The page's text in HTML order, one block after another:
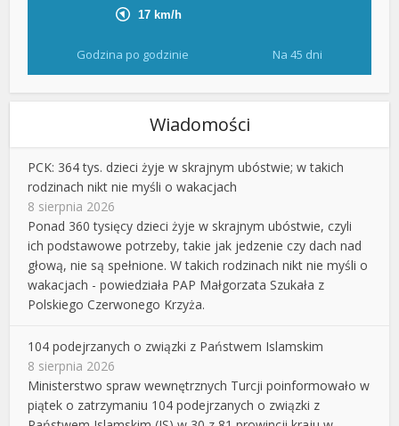
Godzina po godzinie Na 45 dni
Wiadomości
PCK: 364 tys. dzieci żyje w skrajnym ubóstwie; w takich
rodzinach nikt nie myśli o wakacjach
8 sierpnia 2026
Ponad 360 tysięcy dzieci żyje w skrajnym ubóstwie, czyli
ich podstawowe potrzeby, takie jak jedzenie czy dach nad
głową, nie są spełnione. W takich rodzinach nikt nie myśli o
wakacjach - powiedziała PAP Małgorzata Szukała z
Polskiego Czerwonego Krzyża.
104 podejrzanych o związki z Państwem Islamskim
8 sierpnia 2026
Ministerstwo spraw wewnętrznych Turcji poinformowało w
piątek o zatrzymaniu 104 podejrzanych o związki z